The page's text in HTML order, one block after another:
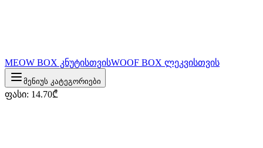
MEOW BOX კნუტისთვისWOOF BOX ლეკვისთვის
მენიუს კატეგორიები
ფასი: 14.70₾